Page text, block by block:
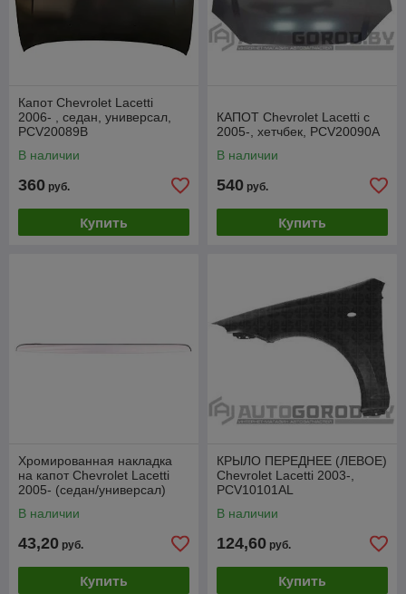
Капот Chevrolet Lacetti
2006- , седан, универсал,
PCV20089B
В наличии
360 руб.
Купить
КАПОТ Chevrolet Lacetti с
2005-, хетчбек, PCV20090A
В наличии
540 руб.
Купить
Хромированная накладка
на капот Chevrolet Lacetti
2005- (седан/универсал)
В наличии
43,20 руб.
Купить
КРЫЛО ПЕРЕДНЕЕ (ЛЕВОЕ)
Chevrolet Lacetti 2003-,
PCV10101AL
В наличии
124,60 руб.
Купить